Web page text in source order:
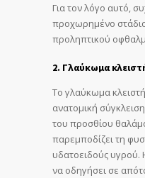
Για τον λόγο αυτό,
προχωρημένο
προληπτικού
2. Γλαύκωμα
Το γλαύκωμα
ανατομική
του προσθίου
παρεμποδίζει τη
υδατοειδούς υγρού.
να οδηγήσει σε